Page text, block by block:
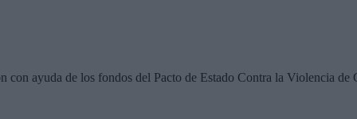
con ayuda de los fondos del Pacto de Estado Contra la Violencia de